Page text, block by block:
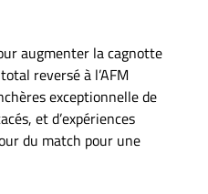
augmenter la cagnotte
reversé à l’AFM
exceptionnelle de
et d’expériences
du match pour une